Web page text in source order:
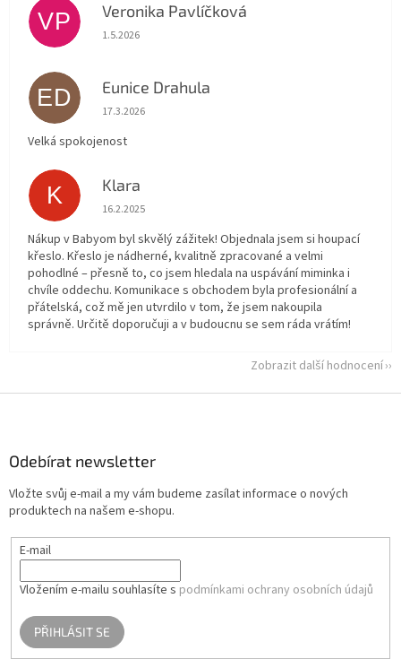
VP Veronika Pavlíčková
Hodnocení obchodu je 5 z 5 hvězdiček.
1.5.2026
ED Eunice Drahula
Hodnocení obchodu je 5 z 5 hvězdiček.
17.3.2026
Velká spokojenost
K Klara
Hodnocení obchodu je 5 z 5 hvězdiček.
16.2.2025
Nákup v Babyom byl skvělý zážitek! Objednala jsem si houpací
křeslo. Křeslo je nádherné, kvalitně zpracované a velmi
pohodlné – přesně to, co jsem hledala na uspávání miminka i
chvíle oddechu. Komunikace s obchodem byla profesionální a
přátelská, což mě jen utvrdilo v tom, že jsem nakoupila
správně. Určitě doporučuji a v budoucnu se sem ráda vrátím!
Zobrazit další hodnocení
Odebírat newsletter
Vložte svůj e-mail a my vám budeme zasílat informace o nových
produktech na našem e-shopu.
E-mail
Vložením e-mailu souhlasíte s podmínkami ochrany osobních údajů
PŘIHLÁSIT SE